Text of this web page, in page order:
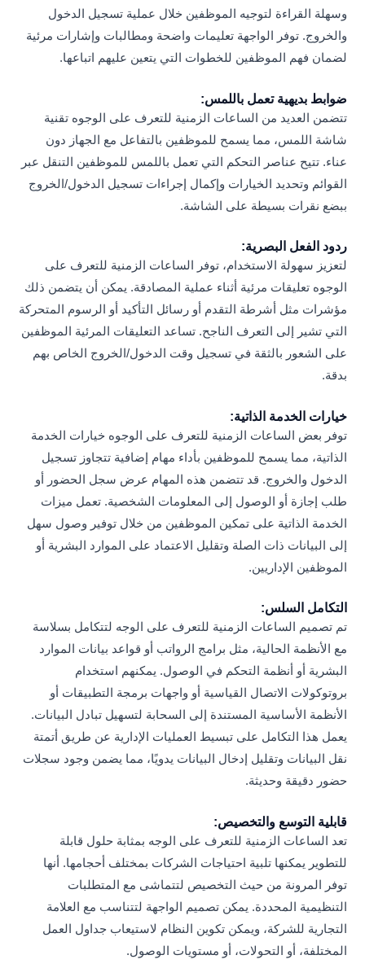
وسهلة القراءة لتوجيه الموظفين خلال عملية تسجيل الدخول
والخروج. توفر الواجهة تعليمات واضحة ومطالبات وإشارات مرئية
لضمان فهم الموظفين للخطوات التي يتعين عليهم اتباعها.
ضوابط بديهية تعمل باللمس:
تتضمن العديد من الساعات الزمنية للتعرف على الوجوه تقنية
شاشة اللمس، مما يسمح للموظفين بالتفاعل مع الجهاز دون
عناء. تتيح عناصر التحكم التي تعمل باللمس للموظفين التنقل عبر
القوائم وتحديد الخيارات وإكمال إجراءات تسجيل الدخول/الخروج
ببضع نقرات بسيطة على الشاشة.
ردود الفعل البصرية:
لتعزيز سهولة الاستخدام، توفر الساعات الزمنية للتعرف على
الوجوه تعليقات مرئية أثناء عملية المصادقة. يمكن أن يتضمن ذلك
مؤشرات مثل أشرطة التقدم أو رسائل التأكيد أو الرسوم المتحركة
التي تشير إلى التعرف الناجح. تساعد التعليقات المرئية الموظفين
على الشعور بالثقة في تسجيل وقت الدخول/الخروج الخاص بهم
بدقة.
خيارات الخدمة الذاتية:
توفر بعض الساعات الزمنية للتعرف على الوجوه خيارات الخدمة
الذاتية، مما يسمح للموظفين بأداء مهام إضافية تتجاوز تسجيل
الدخول والخروج. قد تتضمن هذه المهام عرض سجل الحضور أو
طلب إجازة أو الوصول إلى المعلومات الشخصية. تعمل ميزات
الخدمة الذاتية على تمكين الموظفين من خلال توفير وصول سهل
إلى البيانات ذات الصلة وتقليل الاعتماد على الموارد البشرية أو
الموظفين الإداريين.
التكامل السلس:
تم تصميم الساعات الزمنية للتعرف على الوجه لتتكامل بسلاسة
مع الأنظمة الحالية، مثل برامج الرواتب أو قواعد بيانات الموارد
البشرية أو أنظمة التحكم في الوصول. يمكنهم استخدام
بروتوكولات الاتصال القياسية أو واجهات برمجة التطبيقات أو
الأنظمة الأساسية المستندة إلى السحابة لتسهيل تبادل البيانات.
يعمل هذا التكامل على تبسيط العمليات الإدارية عن طريق أتمتة
نقل البيانات وتقليل إدخال البيانات يدويًا، مما يضمن وجود سجلات
حضور دقيقة وحديثة.
قابلية التوسع والتخصيص:
تعد الساعات الزمنية للتعرف على الوجه بمثابة حلول قابلة
للتطوير يمكنها تلبية احتياجات الشركات بمختلف أحجامها. أنها
توفر المرونة من حيث التخصيص لتتماشى مع المتطلبات
التنظيمية المحددة. يمكن تصميم الواجهة لتتناسب مع العلامة
التجارية للشركة، ويمكن تكوين النظام لاستيعاب جداول العمل
المختلفة، أو التحولات، أو مستويات الوصول.